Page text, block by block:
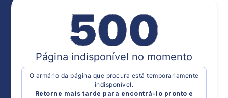
Página indisponível no momento
O armário da página que procura está temporariamente
indisponível.
Retorne mais tarde para encontrá-lo pronto e